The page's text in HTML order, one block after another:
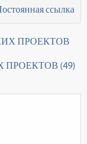
ссылка
ПРОЕКТОВ
(49)